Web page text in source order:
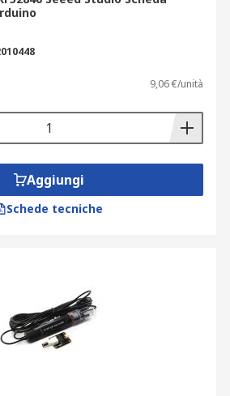
9,06 €/unità
Aggiungi
Schede tecniche